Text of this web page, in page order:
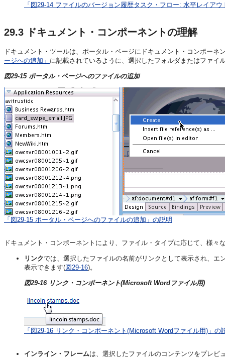
「図29-14 ファイルのバージョン履歴タスク・フロー: 水平レイアウ
29.3 ドキュメント・コンポーネントの理解
ドキュメント・ツールは、ポータル・ページにドキュメント・コンポーネ
ージへの追加」 に記載されているように、選択したフォルダまたはファイ
図29-15 ポータル・ページへのファイルの追加
「図29-15 ポータル・ページへのファイルの追加」の説明
ドキュメント・コンポーネントにより、ファイル・タイプに応じて、様
リンクでは、選択したファイルの名前がリンクとして表示され、
表示できます(図29-16)。
図29-16 リンク・コンポーネント(Microsoft Wordファイル用)
「図29-16 リンク・コンポーネント(Microsoft Wordファイル用)」の
インライン・フレームは、選択したファイルのコンテンツをプレビ